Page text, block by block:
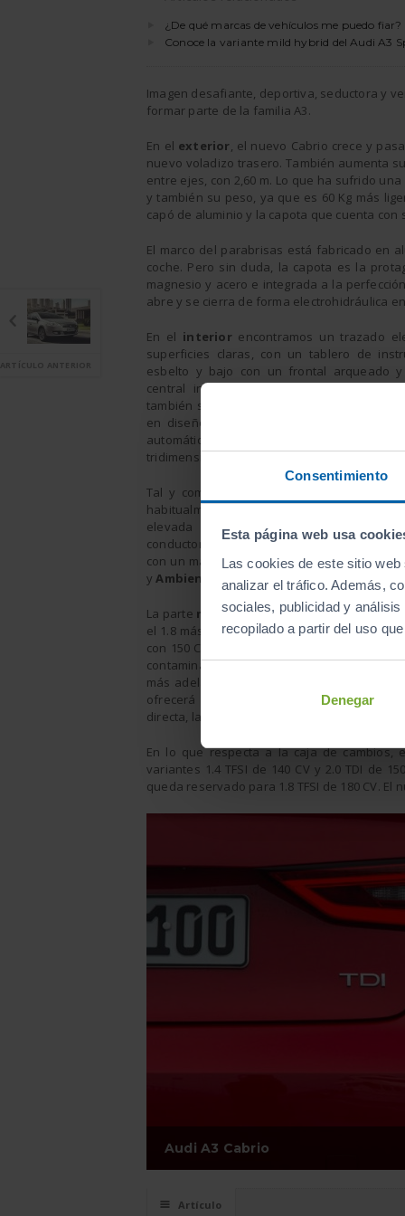
Consentimiento
Esta página web usa
Las cookies de este sitio
analizar el tráfico. Además,
sociales, publicidad y
recopilado a partir del uso
Denegar
¿De qué marcas de vehículos me puedo fiar?
Conoce la variante mild hybrid del Audi A3
Imagen desafiante, deportiva, seductora y
formar parte de la familia A3.
En el exterior, el nuevo Cabrio crece y
nuevo voladizo trasero. También aumenta
entre ejes, con 2,60 m. Lo que ha sufrido
y también su peso, ya que es 60 Kg más
capó de aluminio y la capota que cuenta con
El marco del parabrisas está fabricado en
coche. Pero sin duda, la capota es la
magnesio y acero e integrada a la
abre y se cierra de forma electrohidráulica
En el interiorencontramos un trazado
superficies claras, con un tablero de
esbelto y bajo con un frontal arqueado y
central inclinada hacia el conductor.
también son los grandes difusores de aire
en diseño jet, el panel de mandos del
automático y las molduras decorativas en
tridimensional.
Tal y como demuestra la marca de los
habitualmente, la calidad es
elevada y el manejo intuitivo y sencillo
conductor. El espacio es amplio, con
con un maletero de hasta 680 litros. Las
yAmbiente
La parte mecánicadel nuevo Cabrio se
el 1.8 más potente con 180 CV. En lo que
con 150 CV y 340 NM. Todas las versiones
contaminación un 12% respecto a las
más adelante, se lanzarán nuevos motores
ofrecerá al A3 Cabrio una potencia de 300
directa, la turbosobrealimentación y el
En lo que respecta a la caja de cambios,
variantes 1.4 TFSI de 140 CV y 2.0 TDI de
queda reservado para 1.8 TFSI de 180 CV.
Audi A3 Cabrio
☰ Artículo